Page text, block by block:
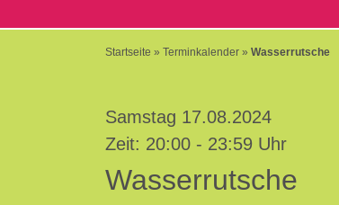
Startseite » Terminkalender » Wasserrutsche
Samstag 17.08.2024
Zeit: 20:00 - 23:59 Uhr
Wasserrutsche